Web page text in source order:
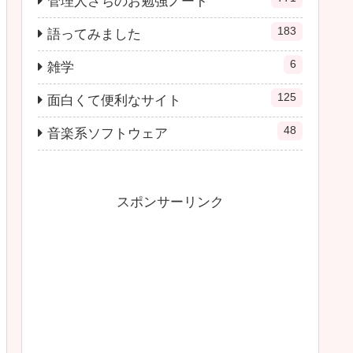
語ってみました 183
雑学 6
面白くて便利なサイト 125
音楽系ソフトウェア 48
スポンサーリンク